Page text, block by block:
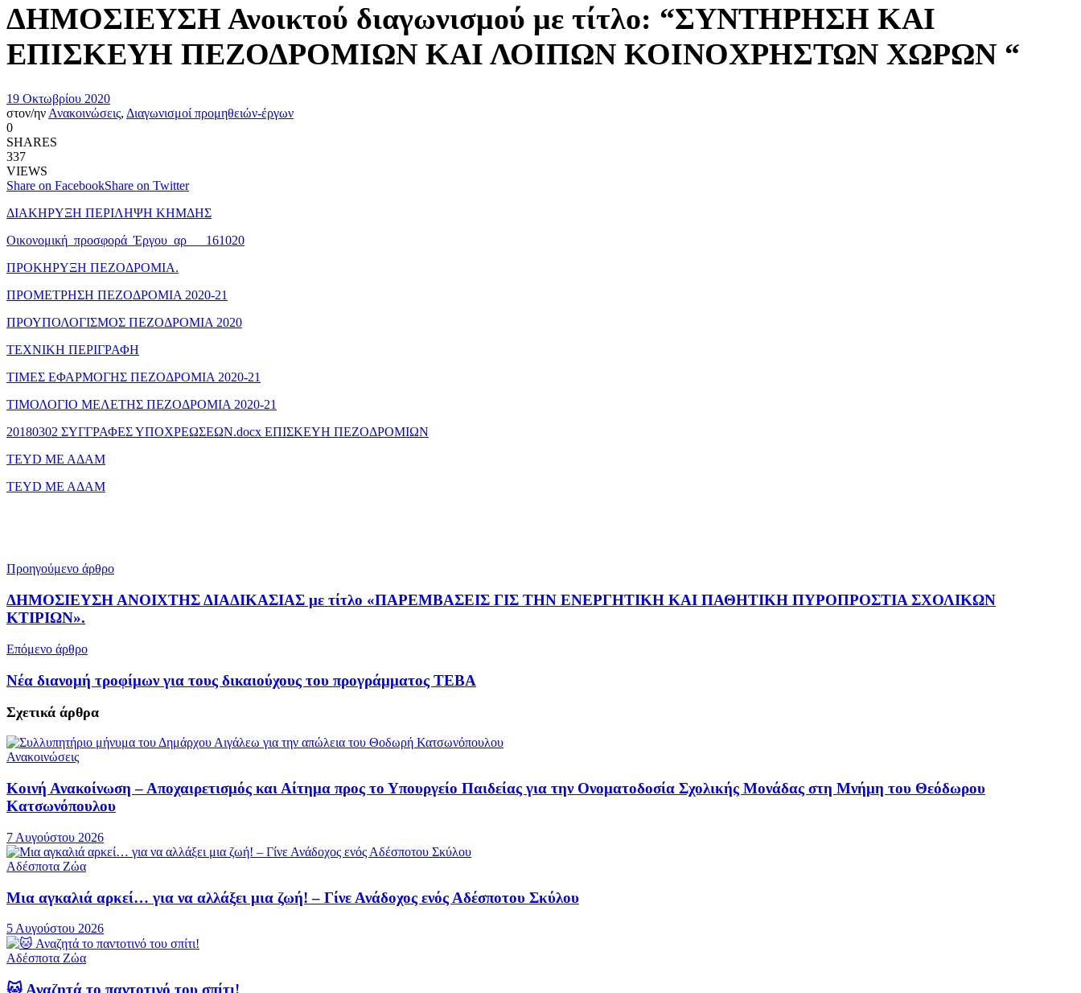
ΔΗΜΟΣΙΕΥΣΗ Ανοικτού διαγωνισμού με τίτλο: “ΣΥΝΤΗΡΗΣΗ ΚΑΙ
ΕΠΙΣΚΕΥΗ ΠΕΖΟΔΡΟΜΙΩΝ ΚΑΙ ΛΟΙΠΩΝ ΚΟΙΝΟΧΡΗΣΤΩΝ ΧΩΡΩΝ “
19 Οκτωβρίου 2020
στον/ηνΑνακοινώσεις, Διαγωνισμοί προμηθειών-έργων
0
SHARES
337
VIEWS
Share on FacebookShare on Twitter
ΔΙΑΚΗΡΥΞΗ ΠΕΡΙΛΗΨΗ ΚΗΜΔΗΣ
Οικονομική_προσφορά_Έργου_αρ___161020
ΠΡΟΚΗΡΥΞΗ ΠΕΖΟΔΡΟΜΙΑ.
ΠΡΟΜΕΤΡΗΣΗ ΠΕΖΟΔΡΟΜΙΑ 2020-21
ΠΡΟΥΠΟΛΟΓΙΣΜΟΣ ΠΕΖΟΔΡΟΜΙΑ 2020
ΤΕΧΝΙΚΗ ΠΕΡΙΓΡΑΦΗ
ΤΙΜΕΣ ΕΦΑΡΜΟΓΗΣ ΠΕΖΟΔΡΟΜΙΑ 2020-21
ΤΙΜΟΛΟΓΙΟ ΜΕΛΕΤΗΣ ΠΕΖΟΔΡΟΜΙΑ 2020-21
20180302 ΣΥΓΓΡΑΦΕΣ ΥΠΟΧΡΕΩΣΕΩΝ.docx ΕΠΙΣΚΕΥΗ ΠΕΖΟΔΡΟΜΙΩΝ
TEYD ΜΕ ΑΔΑΜ
TEYD ΜΕ ΑΔΑΜ
Προηγούμενο άρθρο
ΔΗΜΟΣΙΕΥΣΗ ΑΝΟΙΧΤΗΣ ΔΙΑΔΙΚΑΣΙΑΣ με τίτλο «ΠΑΡΕΜΒΑΣΕΙΣ ΓΙΣ ΤΗΝ ΕΝΕΡΓΗΤΙΚΗ ΚΑΙ ΠΑΘΗΤΙΚΗ ΠΥΡΟΠΡΟΣΤΙΑ ΣΧΟΛΙΚΩΝ
ΚΤΙΡΙΩΝ».
Επόμενο άρθρο
Νέα διανομή τροφίμων για τους δικαιούχους του προγράμματος ΤΕΒΑ
Σχετικά άρθρα
Ανακοινώσεις
Κοινή Ανακοίνωση – Αποχαιρετισμός και Αίτημα προς το Υπουργείο Παιδείας για την Ονοματοδοσία Σχολικής Μονάδας στη Μνήμη του Θεόδωρου
Κατσωνόπουλου
7 Αυγούστου 2026
Αδέσποτα Ζώα
Μια αγκαλιά αρκεί… για να αλλάξει μια ζωή! – Γίνε Ανάδοχος ενός Αδέσποτου Σκύλου
5 Αυγούστου 2026
Αδέσποτα Ζώα
🐱 Αναζητά το παντοτινό του σπίτι!